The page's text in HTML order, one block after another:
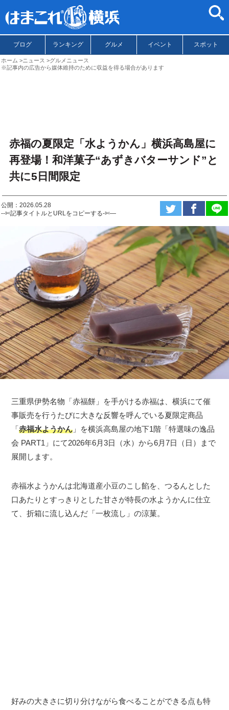
ブログ ランキング グルメ イベント スポット
ホーム ニュース
グルメニュース
※記事内の広告から媒体維持のために収益を得る場合があります
赤福の夏限定「水ようかん」横浜高島屋に
再登場！和洋菓子“あずきバターサンド”と
共に5日間限定
公開：2026.05.28
--✄記事タイトルとURLをコピーする-✄—
三重県伊勢名物「赤福餅」を手がける赤福は、横浜にて催
事販売を行うたびに大きな反響を呼んでいる夏限定商品
「赤福水ようかん 」を横浜高島屋の地下1階「特選味の逸品
会 PART1」にて2026年6月3日（水）から6月7日（日）まで
展開します。
赤福水ようかんは北海道産小豆のこし餡を、つるんとした
口あたりとすっきりとした甘さが特長の水ようかんに仕立
て、折箱に流し込んだ「一枚流し」の涼菓。
好みの大きさに切り分けながら食べることができる点も特